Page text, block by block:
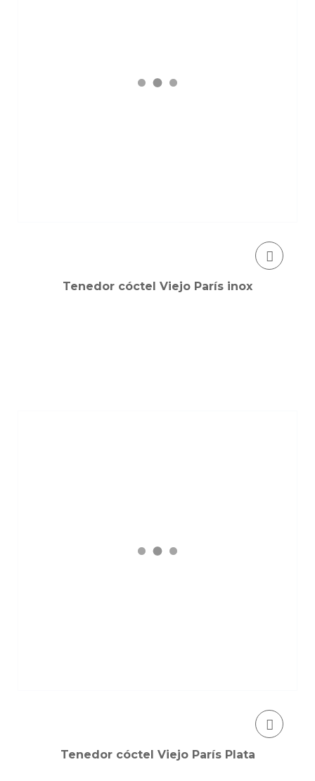
Tenedor cóctel Viejo París inox
Tenedor cóctel Viejo París Plata